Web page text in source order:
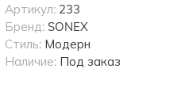
Артикул: 233
Бренд: SONEX
Стиль: Модерн
Наличие: Под заказ